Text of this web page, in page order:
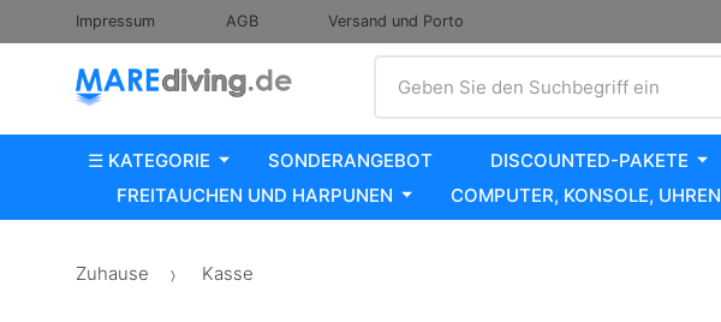
Impressum AGB Versand und Porto
Geben Sie den Suchbegriff ein
☰ KATEGORIE SONDERANGEBOT DISCOUNTED-PAKETE
FREITAUCHEN UND HARPUNEN
COMPUTER, KONSOLE, UHREN
Zuhause Kasse